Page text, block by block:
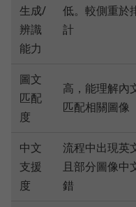
生成/
辨識
能力
低。較側重於
計
圖文
匹配
度
高，能理解內
匹配相關圖像
中文
支援
度
流程中出現英
且部分圖像中
錯